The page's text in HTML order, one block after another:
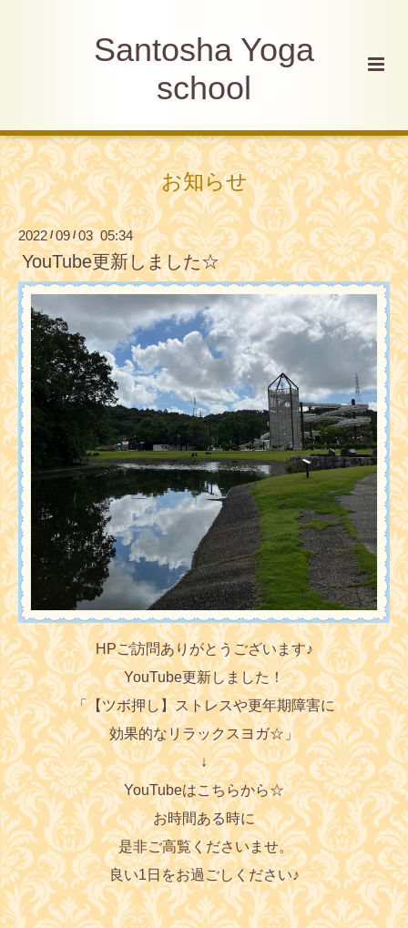
Santosha Yoga
school
お知らせ
2022/09/03 05:34
YouTube更新しました☆
HPご訪問ありがとうございます♪
YouTube更新しました！
「【ツボ押し】ストレスや更年期障害に
効果的なリラックスヨガ☆」
↓
YouTubeはこちらから☆
お時間ある時に
是非ご高覧くださいませ。
良い1日をお過ごしください♪